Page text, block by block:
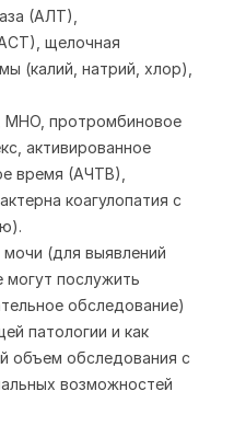
(АЛТ),
щелочная
(калий, натрий, хлор),
МНО, протромбиновое
активированное
время (АЧТВ),
коагулопатия с
(для выявлений
могут послужить
обследование)
патологии и как
объем обследования с
возможностей